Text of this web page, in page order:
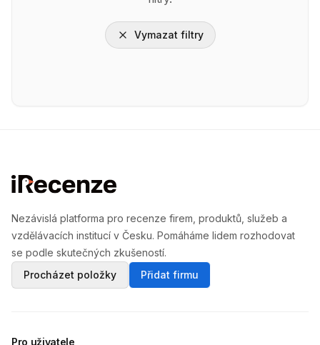
Vymazat filtry
Nezávislá platforma pro recenze firem, produktů, služeb a
vzdělávacích institucí v Česku. Pomáháme lidem rozhodovat
se podle skutečných zkušeností.
Procházet položky
Přidat firmu
Pro uživatele